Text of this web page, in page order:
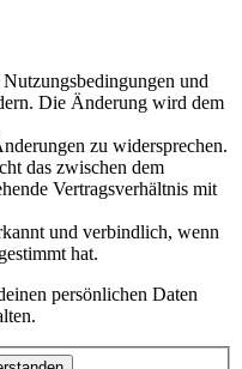
und
Die Änderung wird dem
zu widersprechen.
das zwischen dem
Vertragsverhältnis mit
und verbindlich, wenn
hat.
persönlichen Daten